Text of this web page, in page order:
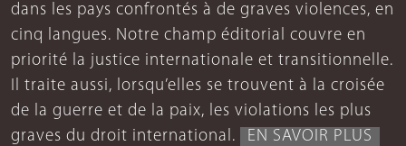
dans les pays confrontés à de graves violences, en
cinq langues. Notre champ éditorial couvre en
priorité la justice internationale et transitionnelle.
Il traite aussi, lorsqu’elles se trouvent à la croisée
de la guerre et de la paix, les violations les plus
graves du droit international.
EN SAVOIR PLUS